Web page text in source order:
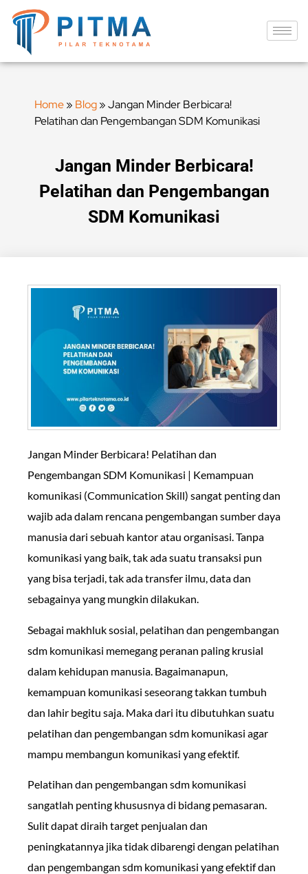
Home» Blog»Jangan Minder Berbicara!
Pelatihan dan Pengembangan SDM Komunikasi
Jangan Minder Berbicara!
Pelatihan dan Pengembangan
SDM Komunikasi
Jangan Minder Berbicara! Pelatihan dan
Pengembangan SDM Komunikasi | Kemampuan
komunikasi (Communication Skill) sangat penting dan
wajib ada dalam rencana pengembangan sumber daya
manusia dari sebuah kantor atau organisasi. Tanpa
komunikasi yang baik, tak ada suatu transaksi pun
yang bisa terjadi, tak ada transfer ilmu, data dan
sebagainya yang mungkin dilakukan.
Sebagai makhluk sosial, pelatihan dan pengembangan
sdm komunikasi memegang peranan paling krusial
dalam kehidupan manusia. Bagaimanapun,
kemampuan komunikasi seseorang takkan tumbuh
dan lahir begitu saja. Maka dari itu dibutuhkan suatu
pelatihan dan pengembangan sdm komunikasi agar
mampu membangun komunikasi yang efektif.
Pelatihan dan pengembangan sdm komunikasi
sangatlah penting khususnya di bidang pemasaran.
Sulit dapat diraih target penjualan dan
peningkatannya jika tidak dibarengi dengan pelatihan
dan pengembangan sdm komunikasi yang efektif dan